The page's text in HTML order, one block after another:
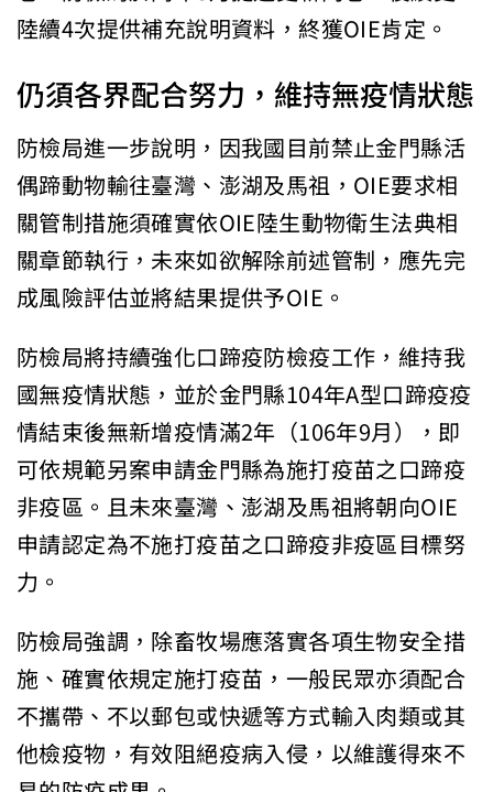
陸續4次提供補充說明資料，終獲OIE肯定。
仍須各界配合努力，維持無疫情狀態
防檢局進一步說明，因我國目前禁止金門縣活
偶蹄動物輸往臺灣、澎湖及馬祖，OIE要求相
關管制措施須確實依OIE陸生動物衛生法典相
關章節執行，未來如欲解除前述管制，應先完
成風險評估並將結果提供予OIE。
防檢局將持續強化口蹄疫防檢疫工作，維持我
國無疫情狀態，並於金門縣104年A型口蹄疫疫
情結束後無新增疫情滿2年（106年9月），即
可依規範另案申請金門縣為施打疫苗之口蹄疫
非疫區。且未來臺灣、澎湖及馬祖將朝向OIE
申請認定為不施打疫苗之口蹄疫非疫區目標努
力。
防檢局強調，除畜牧場應落實各項生物安全措
施、確實依規定施打疫苗，一般民眾亦須配合
不攜帶、不以郵包或快遞等方式輸入肉類或其
他檢疫物，有效阻絕疫病入侵，以維護得來不